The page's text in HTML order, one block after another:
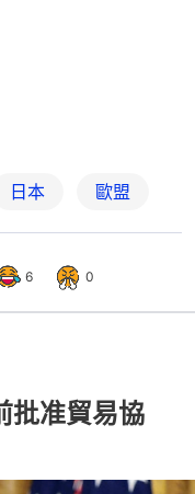
日本 歐盟
6 0
批准貿易協